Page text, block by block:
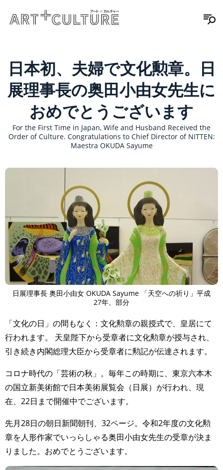
日本初、夫婦で文化勲章。日
展理事長の奥田小由女先生に
おめでとうございます
For the First Time in Japan, Wife and Husband Received the
Order of Culture. Congratulations to Chief Director of NITTEN:
Maestra OKUDA Sayume
日展理事長 奥田小由女 OKUDA Sayume 「天空への祈り」平成
27年、部分
「文化の日」の間もなく：文化勲章の親授式で、皇居にて
行われます。 天皇陛下から受章者に文化勲章が授与され、
引き続き内閣総理大臣から受章者に勲記が伝達されます。
コロナ時代の「芸術の秋」。毎年この時期に、東京六本木
の国立新美術館で日本美術展覧会（日展）が行われ、現
在、22日まで開催中でございます。
先月28日の朝日新聞朝刊、32ページ。令和2年度の文化勲
章を人形作家でいっらしゃる奥田小由女先生の受章が決ま
りました。おめでとうございます。